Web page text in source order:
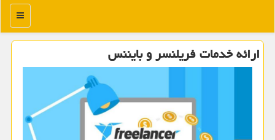
منو
ارائه خدمات فریلنسر و بایننس